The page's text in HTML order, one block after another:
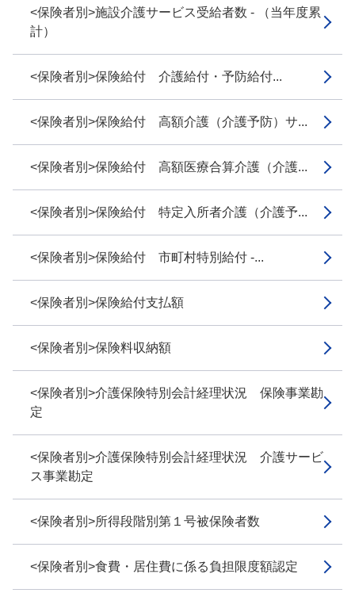
<保険者別>施設介護サービス受給者数 - （当年度累
計）
<保険者別>保険給付 介護給付・予防給付...
<保険者別>保険給付 高額介護（介護予防）サ...
<保険者別>保険給付 高額医療合算介護（介護...
<保険者別>保険給付 特定入所者介護（介護予...
<保険者別>保険給付 市町村特別給付 -...
<保険者別>保険給付支払額
<保険者別>保険料収納額
<保険者別>介護保険特別会計経理状況 保険事業勘
定
<保険者別>介護保険特別会計経理状況 介護サービ
ス事業勘定
<保険者別>所得段階別第１号被保険者数
<保険者別>食費・居住費に係る負担限度額認定